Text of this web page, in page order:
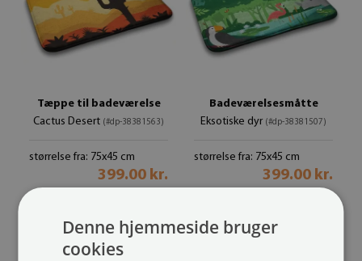
Tæppe til badeværelse
Cactus Desert (#dp-38381563)
størrelse fra: 75x45 cm
399.00 kr.
Badeværelsesmåtte
Eksotiske dyr (#dp-38381507)
størrelse fra: 75x45 cm
399.00 kr.
Denne hjemmeside bruger
cookies